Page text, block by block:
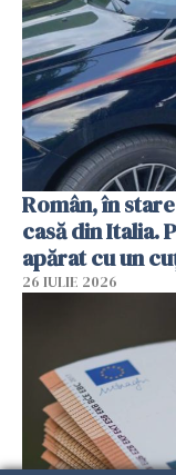
Român, în
casă din Italia.
apărat cu un
26 IULIE 2026